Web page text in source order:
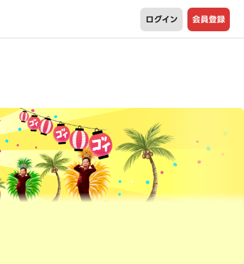
ログイン 会員登録